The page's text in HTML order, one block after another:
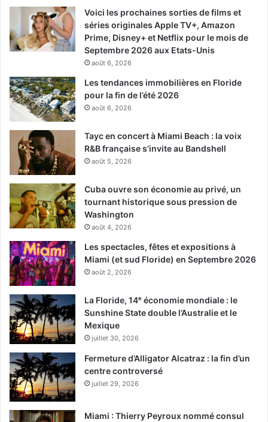
Voici les prochaines sorties de films et
séries originales Apple TV+, Amazon
Prime, Disney+ et Netflix pour le mois de
Septembre 2026 aux Etats-Unis
août 6, 2026
Les tendances immobilières en Floride
pour la fin de l’été 2026
août 6, 2026
Tayc en concert à Miami Beach : la voix
R&B française s’invite au Bandshell
août 5, 2026
Cuba ouvre son économie au privé, un
tournant historique sous pression de
Washington
août 4, 2026
Les spectacles, fêtes et expositions à
Miami (et sud Floride) en Septembre 2026
août 2, 2026
La Floride, 14ᵉ économie mondiale : le
Sunshine State double l’Australie et le
Mexique
juillet 30, 2026
Fermeture d’Alligator Alcatraz : la fin d’un
centre controversé
juillet 29, 2026
Miami : Thierry Peyroux nommé consul